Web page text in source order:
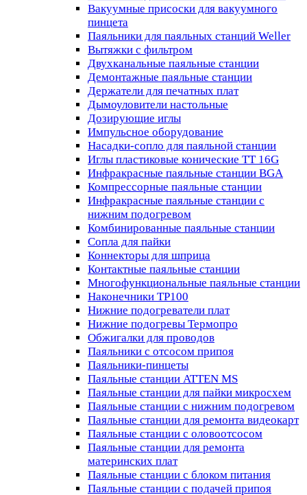
Вакуумные присоски для вакуумного
пинцета
Паяльники для паяльных станций Weller
Вытяжки с фильтром
Двухканальные паяльные станции
Демонтажные паяльные станции
Держатели для печатных плат
Дымоуловители настольные
Дозирующие иглы
Импульсное оборудование
Насадки-сопло для паяльной станции
Иглы пластиковые конические TT 16G
Инфракрасные паяльные станции BGA
Компрессорные паяльные станции
Инфракрасные паяльные станции с
нижним подогревом
Комбинированные паяльные станции
Сопла для пайки
Коннекторы для шприца
Контактные паяльные станции
Многофункциональные паяльные станции
Наконечники TP100
Нижние подогреватели плат
Нижние подогревы Термопро
Обжигалки для проводов
Паяльники с отсосом припоя
Паяльники-пинцеты
Паяльные станции ATTEN MS
Паяльные станции для пайки микросхем
Паяльные станции с нижним подогревом
Паяльные станции для ремонта видеокарт
Паяльные станции с оловоотсосом
Паяльные станции для ремонта
материнских плат
Паяльные станции с блоком питания
Паяльные станции с подачей припоя